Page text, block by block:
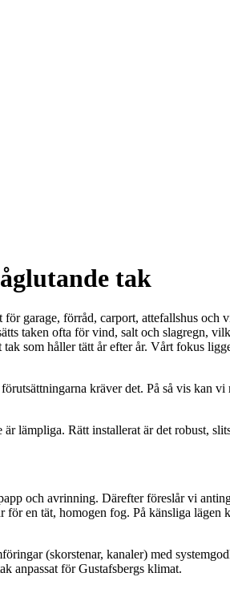
tak
garage, förråd, carport, attefallshus
taken ofta för vind, salt och slagregn,
som håller tätt år efter år. Vårt fokus
kräver det. På så vis kan
lämpliga. Rätt installerat är det robust,
och avrinning. Därefter föreslår vi
en tät, homogen fog. På känsliga
(skorstenar, kanaler) med
anpassat för Gustafsbergs klimat.